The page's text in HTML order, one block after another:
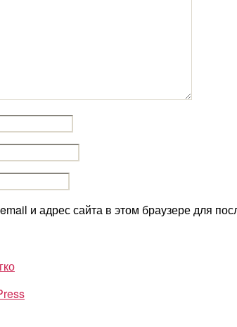
и адрес сайта в этом браузере для